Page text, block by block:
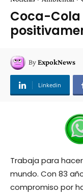
Coca-Cola
ByExpokNews
Linkedin
Trabaja para
mundo. Con 83
compromiso por